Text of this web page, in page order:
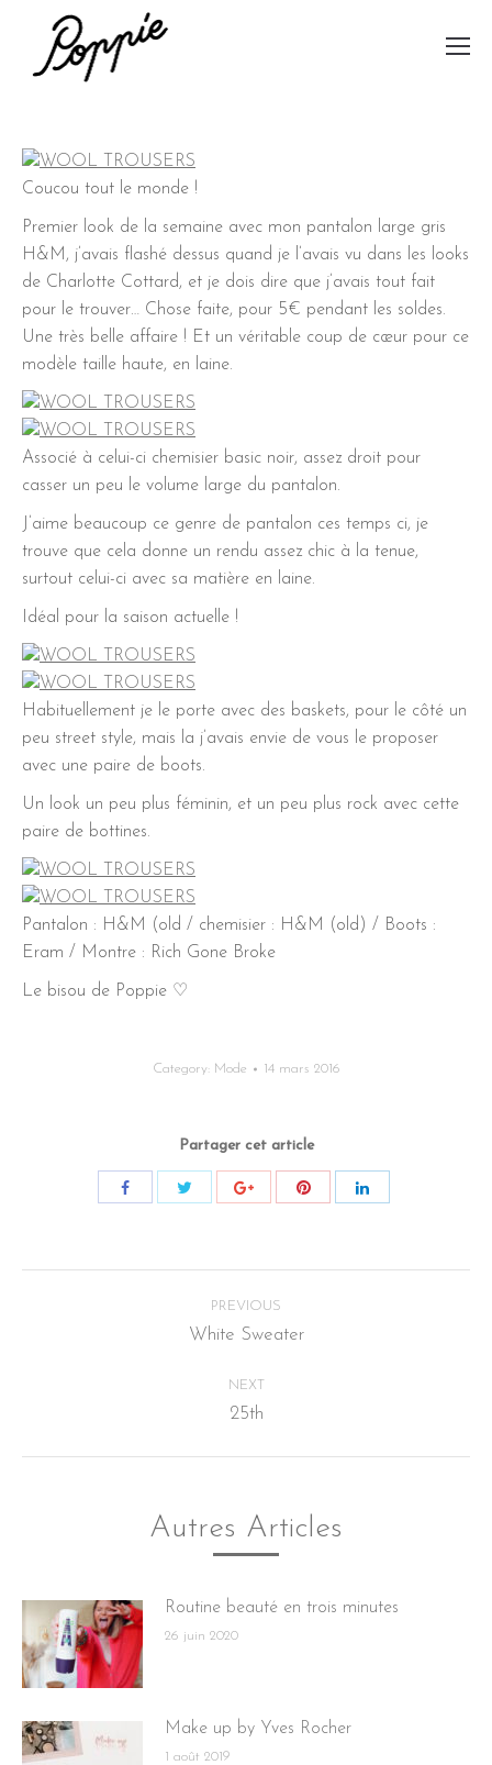
Coucou tout le monde !
Premier look de la semaine avec mon pantalon large gris
H&M, j’avais flashé dessus quand je l’avais vu dans les looks
de Charlotte Cottard, et je dois dire que j’avais tout fait
pour le trouver… Chose faite, pour 5€ pendant les soldes.
Une très belle affaire ! Et un véritable coup de cœur pour ce
modèle taille haute, en laine.
Associé à celui-ci chemisier basic noir, assez droit pour
casser un peu le volume large du pantalon.
J’aime beaucoup ce genre de pantalon ces temps ci, je
trouve que cela donne un rendu assez chic à la tenue,
surtout celui-ci avec sa matière en laine.
Idéal pour la saison actuelle !
Habituellement je le porte avec des baskets, pour le côté un
peu street style, mais la j’avais envie de vous le proposer
avec une paire de boots.
Un look un peu plus féminin, et un peu plus rock avec cette
paire de bottines.
Pantalon : H&M (old / chemisier : H&M (old) / Boots :
Eram / Montre : Rich Gone Broke
Le bisou de Poppie ♡
Category: Mode 14 mars 2016
Partager cet article
navigation
PREVIOUS
Previous
White Sweater
NEXT
Next
25th
Autres Articles
Routine beauté en trois minutes
26 juin 2020
Make up by Yves Rocher
1 août 2019